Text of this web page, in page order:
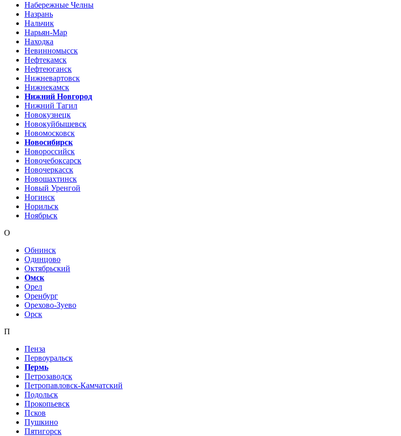
Набережные Челны
Назрань
Нальчик
Нарьян-Мар
Находка
Невинномысск
Нефтекамск
Нефтеюганск
Нижневартовск
Нижнекамск
Нижний Новгород
Нижний Тагил
Новокузнецк
Новокуйбышевск
Новомосковск
Новосибирск
Новороссийск
Новочебоксарск
Новочеркасск
Новошахтинск
Новый Уренгой
Ногинск
Норильск
Ноябрьск
О
Обнинск
Одинцово
Октябрьский
Омск
Орел
Оренбург
Орехово-Зуево
Орск
П
Пенза
Первоуральск
Пермь
Петрозаводск
Петропавловск-Камчатский
Подольск
Прокопьевск
Псков
Пушкино
Пятигорск